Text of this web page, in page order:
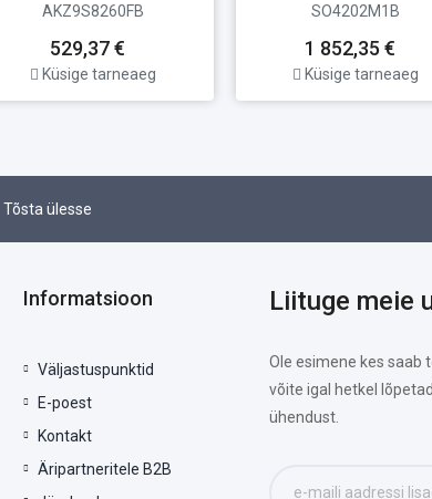
AKZ9S8260FB
529,37 €
Küsige tarneaeg
SO4202M1B
1 852,35 €
Küsige tarneaeg
Tõsta ülesse
Informatsioon
Väljastuspunktid
E-poest
Kontakt
Äripartneritele B2B
Liituge meie
Ole esimene kes saab
võite igal hetkel
ühendust.